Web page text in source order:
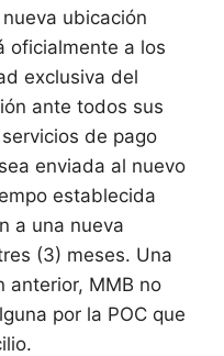
ubicación
oficialmente a los
exclusiva del
ante todos sus
de pago
enviada al nuevo
establecida
a una nueva
(3) meses. Una
anterior, MMB no
por la POC que